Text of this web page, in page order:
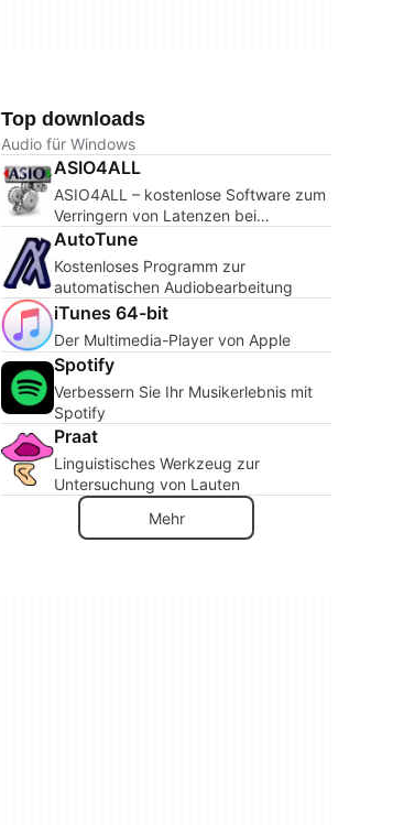
Top downloads
Audio für Windows
ASIO4ALL
ASIO4ALL – kostenlose Software zum
Verringern von Latenzen bei
Audioeinspielungen
AutoTune
Kostenloses Programm zur
automatischen Audiobearbeitung
iTunes 64-bit
Der Multimedia-Player von Apple
Spotify
Verbessern Sie Ihr Musikerlebnis mit
Spotify
Praat
Linguistisches Werkzeug zur
Untersuchung von Lauten
Mehr